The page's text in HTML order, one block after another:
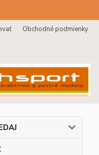
Obchodné podmienky